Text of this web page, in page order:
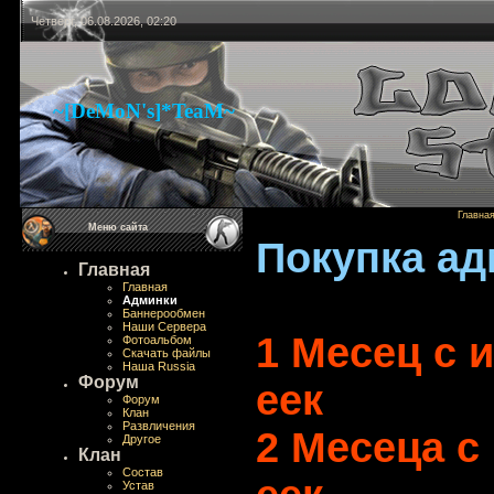
Четверг, 06.08.2026, 02:20
~[DeMoN's]*TeaM~
Меню сайта
Главная
Главная
Админки
Баннерообмен
Наши Сервера
Фотоальбом
Скачать файлы
Наша Russia
Форум
Форум
Клан
Развличения
Другое
Клан
Состав
Устав
Главная
Покупка
1 Месец с
еек
2 Месеца с